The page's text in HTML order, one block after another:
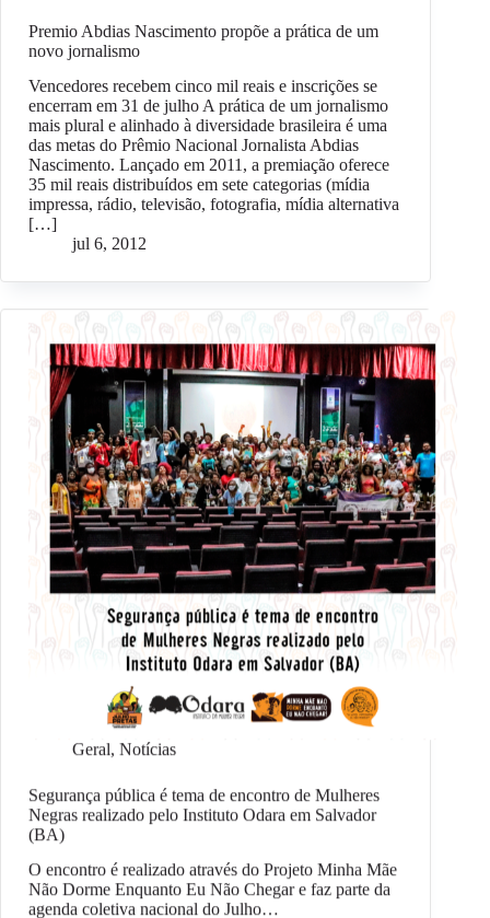
Premio Abdias Nascimento propõe a prática de um
novo jornalismo
Vencedores recebem cinco mil reais e inscrições se
encerram em 31 de julho A prática de um jornalismo
mais plural e alinhado à diversidade brasileira é uma
das metas do Prêmio Nacional Jornalista Abdias
Nascimento. Lançado em 2011, a premiação oferece
35 mil reais distribuídos em sete categorias (mídia
impressa, rádio, televisão, fotografia, mídia alternativa
[…]
jul 6, 2012
Geral, Notícias
Segurança pública é tema de encontro de Mulheres
Negras realizado pelo Instituto Odara em Salvador
(BA)
O encontro é realizado através do Projeto Minha Mãe
Não Dorme Enquanto Eu Não Chegar e faz parte da
agenda coletiva nacional do Julho…